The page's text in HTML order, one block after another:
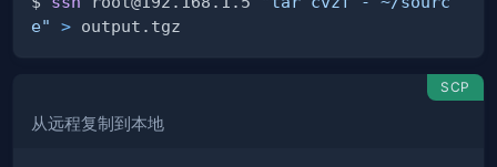
e"
>
SCP
从远程复制到本地